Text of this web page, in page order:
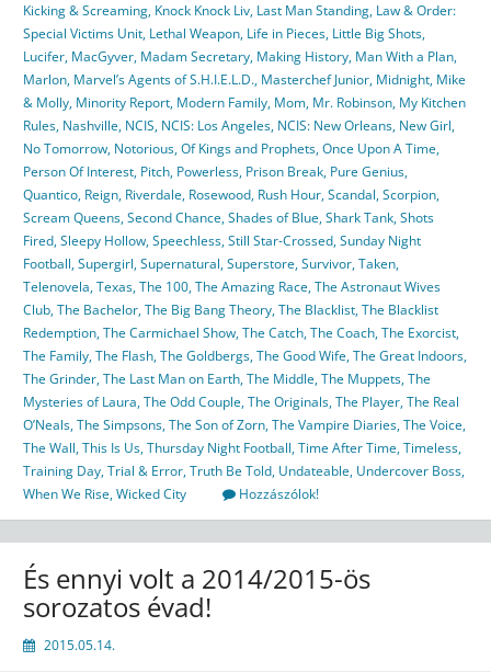
Kicking & Screaming, Knock Knock Liv, Last Man Standing, Law & Order:
Special Victims Unit, Lethal Weapon, Life in Pieces, Little Big Shots,
Lucifer, MacGyver, Madam Secretary, Making History, Man With a Plan,
Marlon, Marvel’s Agents of S.H.I.E.L.D., Masterchef Junior, Midnight, Mike
& Molly, Minority Report, Modern Family, Mom, Mr. Robinson, My Kitchen
Rules, Nashville, NCIS, NCIS: Los Angeles, NCIS: New Orleans, New Girl,
No Tomorrow, Notorious,Of Kings and Prophets,Once Upon A Time,
Person Of Interest, Pitch, Powerless, Prison Break, Pure Genius,
Quantico, Reign, Riverdale, Rosewood, Rush Hour,Scandal,Scorpion,
Scream Queens,Second Chance,Shades of Blue,Shark Tank,Shots
Fired,Sleepy Hollow,Speechless,Still Star-Crossed,Sunday Night
Football,Supergirl,Supernatural,Superstore,Survivor,Taken,
Telenovela,Texas,The 100,The Amazing Race,The Astronaut Wives
Club,The Bachelor,The Big Bang Theory,The Blacklist,The Blacklist
Redemption,The Carmichael Show,The Catch,The Coach,The Exorcist,
The Family,The Flash,The Goldbergs,The Good Wife,The Great Indoors,
The Grinder,The Last Man on Earth,The Middle,The Muppets,The
Mysteries of Laura,The Odd Couple,The Originals,The Player,The Real
O’Neals,The Simpsons,The Son of Zorn,The Vampire Diaries,The Voice,
The Wall,This Is Us,Thursday Night Football,Time After Time,Timeless,
Training Day,Trial & Error,Truth Be Told, Undateable, Undercover Boss,
When We Rise,Wicked City Hozzászólok!
És ennyi volt a 2014/2015-ös
sorozatos évad!
2015.05.14.